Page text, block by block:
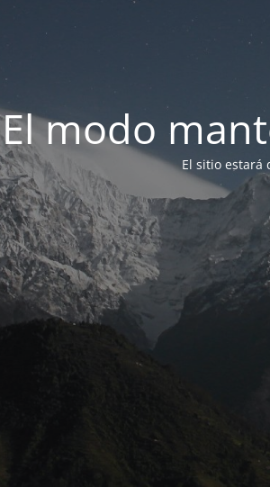
El modo
El sitio estará